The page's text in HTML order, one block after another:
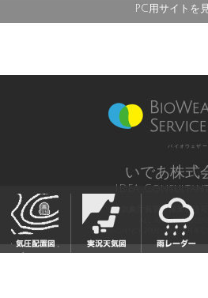
PC用サイトを
バイオウェザー
いであ株式
IDEA
気象庁長官予報業務許
All Rights
Copyright(c) 2003-2021 IDEA